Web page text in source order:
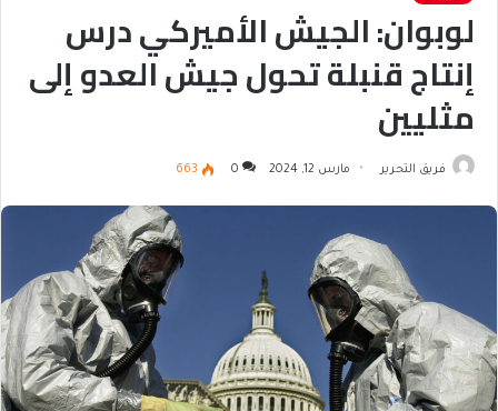
لوبوان: الجيش الأميركي درس
إنتاج قنبلة تحول جيش العدو إلى
مثليين
فريق التحرير مارس 12, 2024 0
663